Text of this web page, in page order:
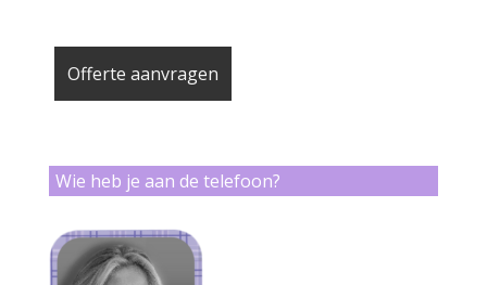
Wie heb je aan de telefoon?